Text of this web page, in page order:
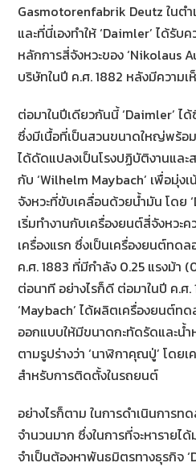
Gasmotorenfabrik Deutz ในต
และที่นี่เองทำให้ ‘Daimler’ ได้รับ
หลักการสี่จังหวะของ ‘Nikolaus
บริษัทในปี ค.ศ. 1882 หลังมีความ
ต่อมาในปีเดียวกันนี้ ‘Daimler’
ซึ่งมีเนื้อที่เป็นสวนขนาดใหญ่พร้อม
ได้ดัดแปลงเป็นโรงปฏิบัติงานและ
กับ ‘Wilhelm Maybach’ เพื่อมุ่
จังหวะที่ขับเคลื่อนด้วยน้ำมัน โดย
เริ่มทำงานกับเครื่องยนต์สี่จังหวะ
เครื่องแรก ซึ่งเป็นเครื่องยนต์ทด
ค.ศ. 1883 ที่มีกำลัง 0.25 แรงม้า
ต่อนาที อย่างไรก็ดี ต่อมาในปี ค.ศ.
‘Maybach’ ได้ผลิตเครื่องยนต์ท
ออกแบบให้มีขนาดกะทัดรัดและน้ำ
ตามรูปร่างว่า ‘นาฬิกาคุณปู่’ โดย
สำหรับการติดตั้งในรถยนต์
อย่างไรก็ตาม ในการดำเนินการท
จำนวนมาก ซึ่งในการที่จะหารายไ
จำเป็นต้องหาพันธมิตรทางธุรกิจ